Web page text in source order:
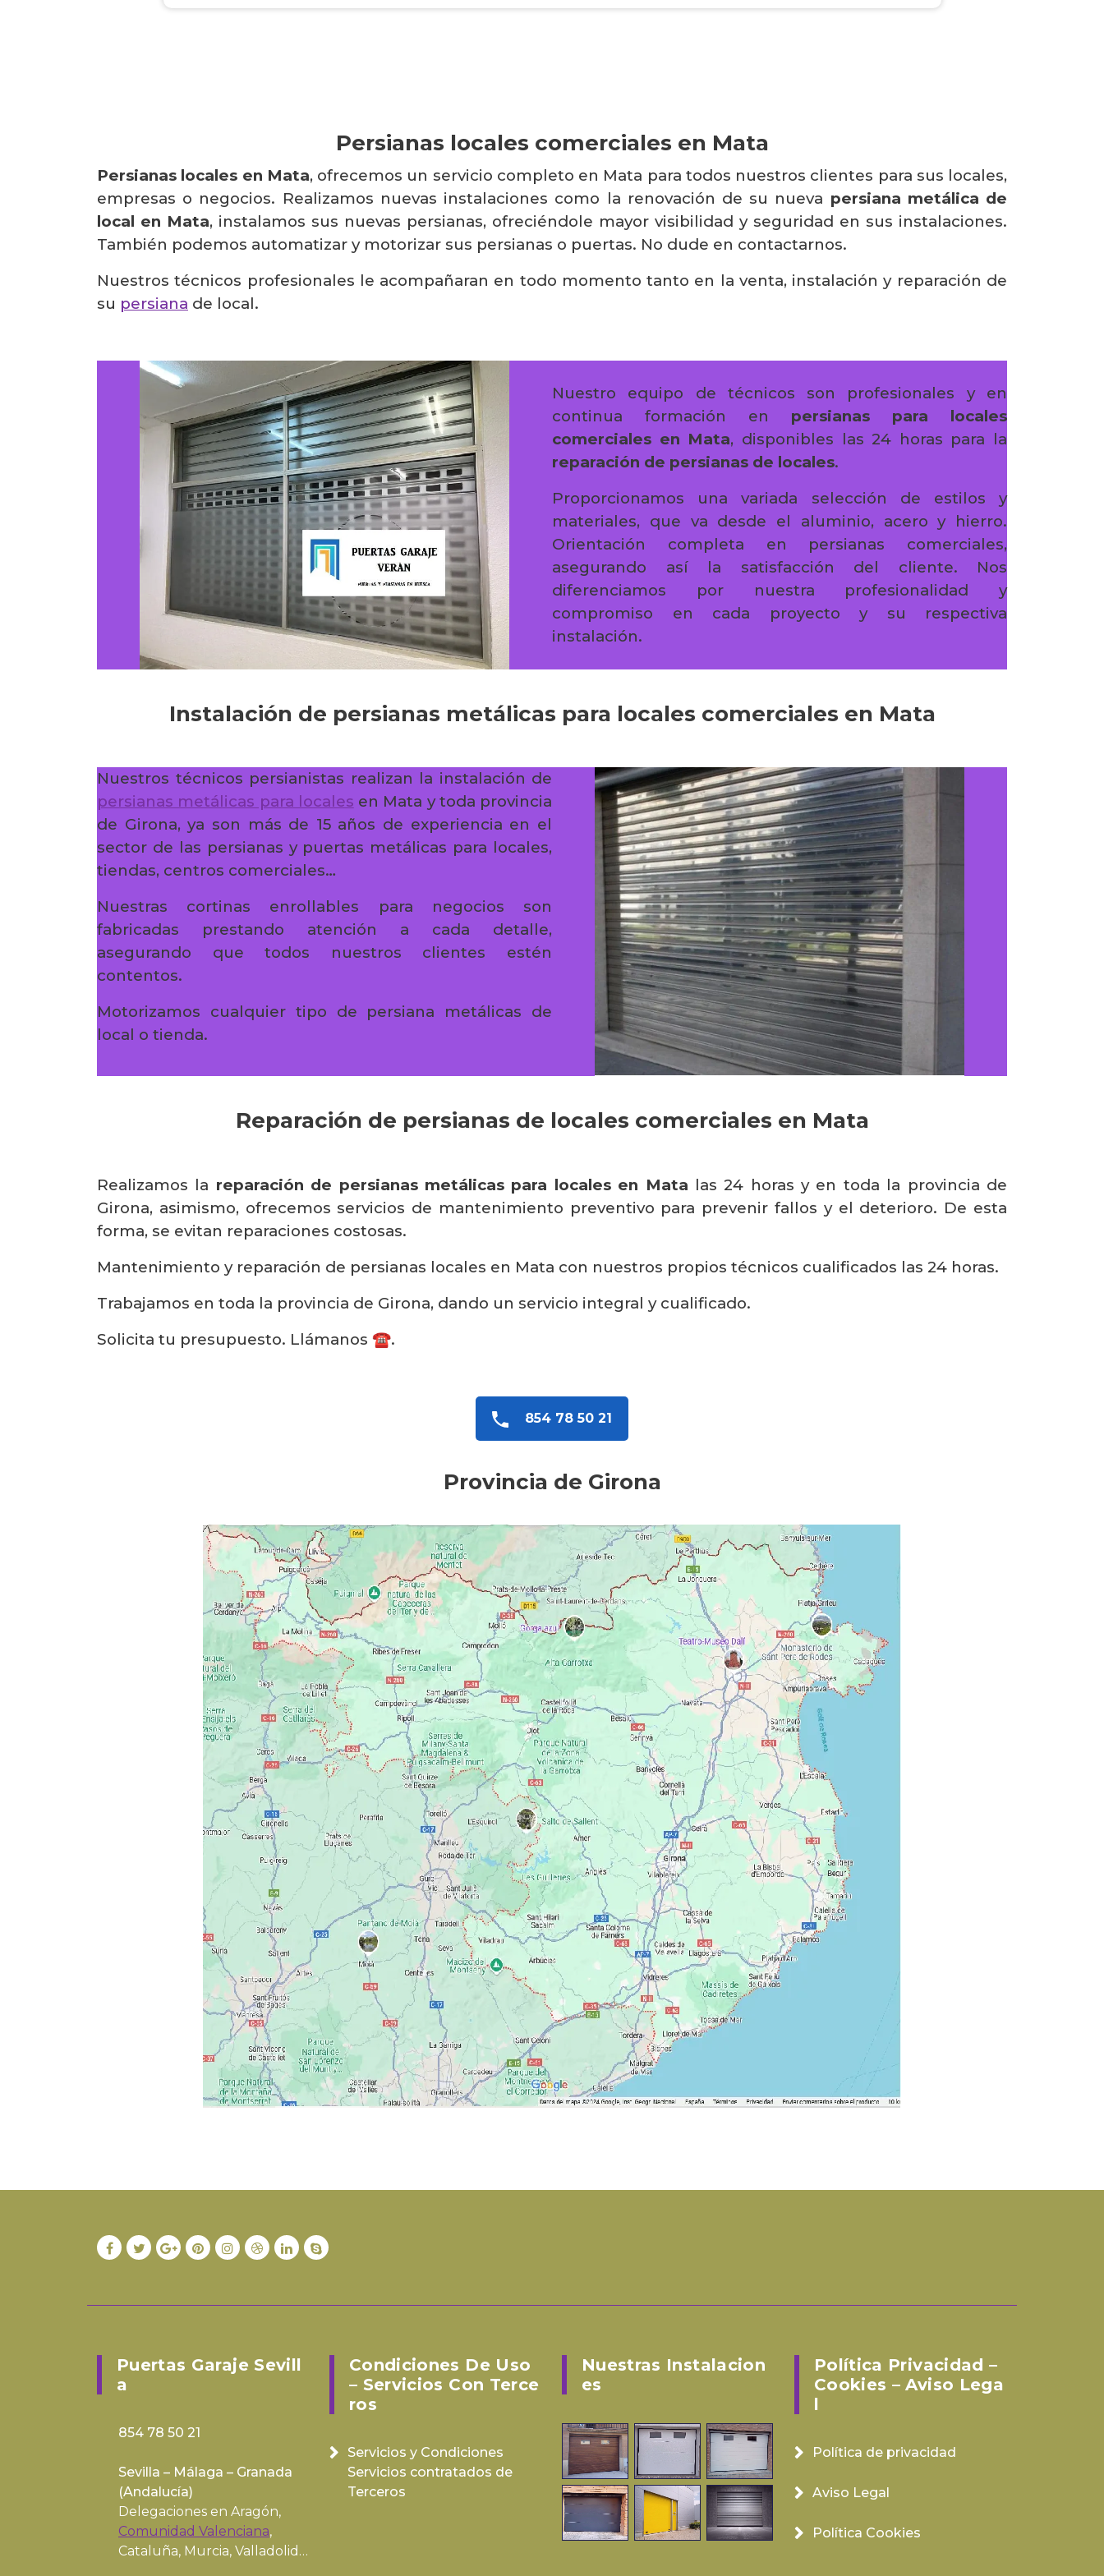
Persianas locales comerciales en Mata
Persianas locales en Mata, ofrecemos un servicio completo en Mata para todos nuestros clientes para sus locales,
empresas o negocios. Realizamos nuevas instalaciones como la renovación de su nueva persiana metálica de
local en Mata, instalamos sus nuevas persianas, ofreciéndole mayor visibilidad y seguridad en sus instalaciones.
También podemos automatizar y motorizar sus persianas o puertas. No dude en contactarnos.
Nuestros técnicos profesionales le acompañaran en todo momento tanto en la venta, instalación y reparación de
su persiana de local.
Nuestro equipo de técnicos son profesionales y en
continua formación en persianas para locales
comerciales en Mata, disponibles las 24 horas para la
reparación de persianas de locales.
Proporcionamos una variada selección de estilos y
materiales, que va desde el aluminio, acero y hierro.
Orientación completa en persianas comerciales,
asegurando así la satisfacción del cliente. Nos
diferenciamos por nuestra profesionalidad y
compromiso en cada proyecto y su respectiva
instalación.
Instalación de persianas metálicas para locales comerciales en Mata
Nuestros técnicos persianistas realizan la instalación de
persianas metálicas para locales en Mata y toda provincia
de Girona, ya son más de 15 años de experiencia en el
sector de las persianas y puertas metálicas para locales,
tiendas, centros comerciales…
Nuestras cortinas enrollables para negocios son
fabricadas prestando atención a cada detalle,
asegurando que todos nuestros clientes estén
contentos.
Motorizamos cualquier tipo de persiana metálicas de
local o tienda.
Reparación de persianas de locales comerciales en Mata
Realizamos la reparación de persianas metálicas para locales en Mata las 24 horas y en toda la provincia de
Girona, asimismo, ofrecemos servicios de mantenimiento preventivo para prevenir fallos y el deterioro. De esta
forma, se evitan reparaciones costosas.
Mantenimiento y reparación de persianas locales en Mata con nuestros propios técnicos cualificados las 24 horas.
Trabajamos en toda la provincia de Girona, dando un servicio integral y cualificado.
Solicita tu presupuesto. Llámanos ☎️.
854 78 50 21
Provincia de Girona
Puertas Garaje Sevill
A
854 78 50 21
Sevilla – Málaga – Granada
(Andalucía)
Delegaciones en Aragón,
Comunidad Valenciana,
Cataluña, Murcia, Valladolid…
Condiciones De Uso
– Servicios Con Terce
Ros
Servicios y Condiciones
Servicios contratados de
Terceros
Nuestras Instalacion
Es
Política Privacidad –
Cookies – Aviso Lega
L
Política de privacidad
Aviso Legal
Política Cookies